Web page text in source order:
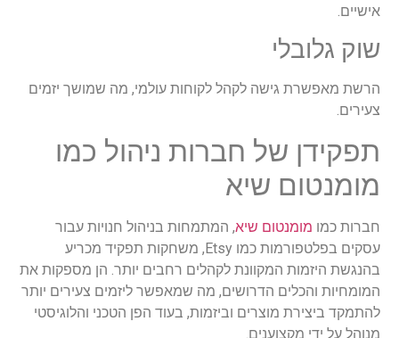
אישיים.
שוק גלובלי
הרשת מאפשרת גישה לקהל לקוחות עולמי, מה שמושך יזמים
צעירים.
תפקידן של חברות ניהול כמו
מומנטום שיא
חברות כמו מומנטום שיא, המתמחות בניהול חנויות עבור
עסקים בפלטפורמות כמו Etsy, משחקות תפקיד מכריע
בהנגשת היזמות המקוונת לקהלים רחבים יותר. הן מספקות את
המומחיות והכלים הדרושים, מה שמאפשר ליזמים צעירים יותר
להתמקד ביצירת מוצרים וביזמות, בעוד הפן הטכני והלוגיסטי
מנוהל על ידי מקצוענים.